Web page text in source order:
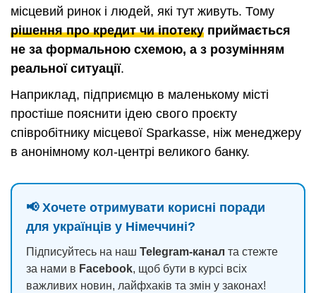
місцевий ринок і людей, які тут живуть. Тому
рішення про кредит чи іпотеку приймається
не за формальною схемою, а з розумінням
реальної ситуації.
Наприклад, підприємцю в маленькому місті
простіше пояснити ідею свого проєкту
співробітнику місцевої Sparkasse, ніж менеджеру
в анонімному кол-центрі великого банку.
📢 Хочете отримувати корисні поради
для українців у Німеччині?
Підписуйтесь на наш Telegram-канал та стежте
за нами в Facebook, щоб бути в курсі всіх
важливих новин, лайфхаків та змін у законах!